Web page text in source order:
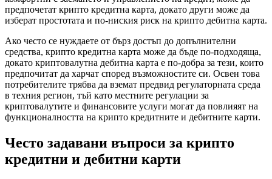
предпочетат крипто кредитна карта, докато други може да
изберат простотата и по-ниския риск на крипто дебитна карта.
Ако често се нуждаете от бърз достъп до допълнителни
средства, крипто кредитна карта може да бъде по-подходяща,
докато криптовалутна дебитна карта е по-добра за тези, които
предпочитат да харчат според възможностите си. Освен това
потребителите трябва да вземат предвид регулаторната среда
в техния регион, тъй като местните регулации за
криптовалутите и финансовите услуги могат да повлияят на
функционалността на крипто кредитните и дебитните карти.
Често задавани въпроси за крипто
кредитни и дебитни карти